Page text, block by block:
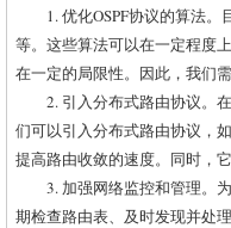
1. 优化OSPF协议的算法
等。这些算法可以在一定程度
在一定的局限性。因此，我们
2. 引入分布式路由协议。
们可以引入分布式路由协议，
提高路由收敛的速度。同时，
3. 加强网络监控和管理。
期检查路由表、及时发现并处